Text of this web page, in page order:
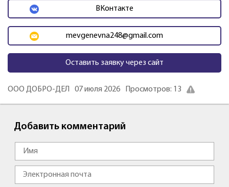
ВКонтакте
mevgenevna248@gmail.com
Оставить заявку через сайт
ООО ДОБРО-ДЕЛ 07 июля 2026 Просмотров: 13
Добавить комментарий